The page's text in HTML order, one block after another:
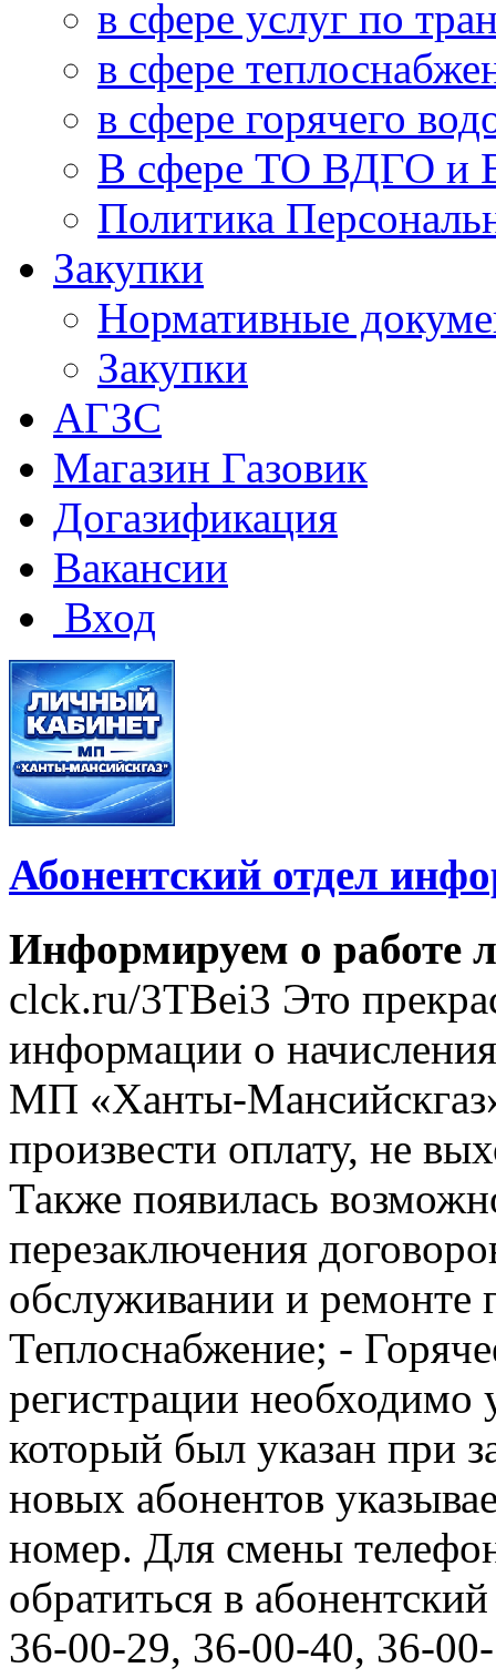
в сфере услуг по
в сфере
в сфере горячего
В сфере ТО ВДГО и
Политика
Закупки
Нормативные
Закупки
АГЗС
Магазин Газовик
Догазификация
Вакансии
Вход
Абонентский отдел
Информируем о работе
clck.ru/3TBei3 Это
информации о
МП «Ханты-
произвести оплату, не
Также появилась
перезаключения
обслуживании и ремонте
Теплоснабжение; -
регистрации необходимо
который был указан при
новых абонентов
номер. Для смены
обратиться в
36-00-29, 36-00-40, 36-